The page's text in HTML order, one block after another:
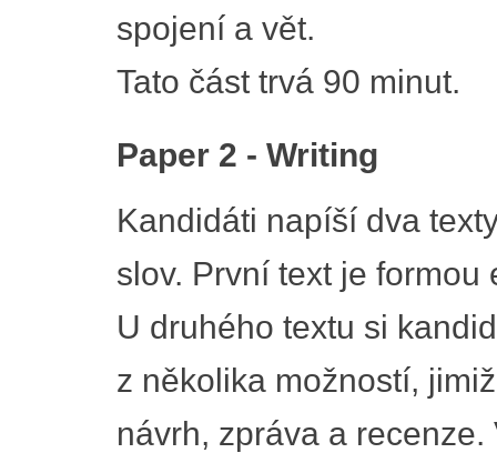
spojení a vět.
Tato část trvá 90 minut.
Paper 2 - Writing
Kandidáti napíší dva
slov. První text je
U druhého textu si
z několika možností,
návrh, zpráva a